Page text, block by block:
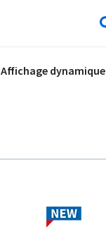
Affichage dynamique